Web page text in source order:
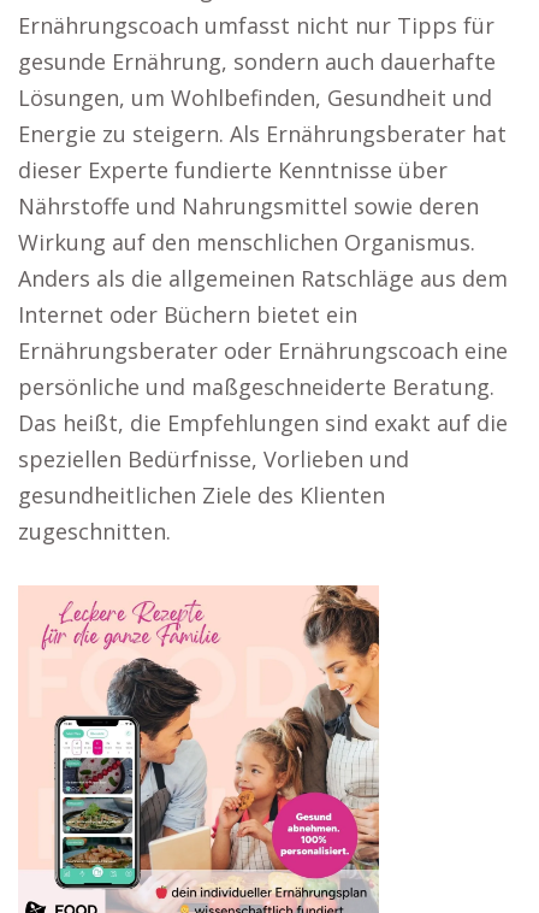
Ernährungscoach umfasst nicht nur Tipps für
gesunde Ernährung, sondern auch dauerhafte
Lösungen, um Wohlbefinden, Gesundheit und
Energie zu steigern. Als Ernährungsberater hat
dieser Experte fundierte Kenntnisse über
Nährstoffe und Nahrungsmittel sowie deren
Wirkung auf den menschlichen Organismus.
Anders als die allgemeinen Ratschläge aus dem
Internet oder Büchern bietet ein
Ernährungsberater oder Ernährungscoach eine
persönliche und maßgeschneiderte Beratung.
Das heißt, die Empfehlungen sind exakt auf die
speziellen Bedürfnisse, Vorlieben und
gesundheitlichen Ziele des Klienten
zugeschnitten.